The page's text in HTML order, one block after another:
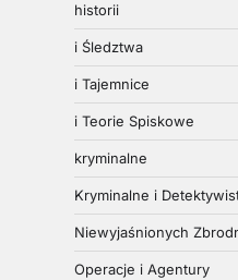
historii
i Śledztwa
i Tajemnice
i Teorie Spiskowe
kryminalne
Kryminalne i
Niewyjaśnionych
Operacje i Agentury